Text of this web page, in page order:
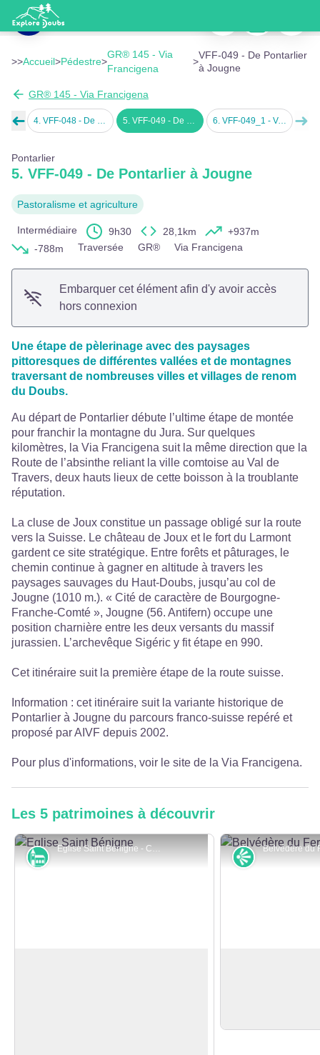
VFF-049 - De Pontarlier à Jougne
Voir l'image en plein écran
>>Accueil>Pédestre>
GR® 145 - Via
Francigena
>
VFF-049 - De Pontarlier
à Jougne
GR® 145 - Via Francigena
➜Étape précédente
4. VFF-048 - De Mouthier-Haute-Pierre à Pontarlier 5.VFF-049 - De Pontarlier à Jougne 6. VFF-049_1 - Variante De Pontarlier à l’Auberson/Sainte-Croix ➜
Pontarlier
5. VFF-049 - De Pontarlier à Jougne
Pastoralisme et agriculture
Intermédiaire 9h30 28,1km
+937m
-788m
Traversée GR® Via Francigena
Embarquer cet élément afin d'y avoir accès
hors connexion
Une étape de pèlerinage avec des paysages
pittoresques de différentes vallées et de montagnes
traversant de nombreuses villes et villages de renom
du Doubs.
Au départ de Pontarlier débute l’ultime étape de montée
pour franchir la montagne du Jura. Sur quelques
kilomètres, la Via Francigena suit la même direction que la
Route de l’absinthe reliant la ville comtoise au Val de
Travers, deux hauts lieux de cette boisson à la troublante
réputation.
La cluse de Joux constitue un passage obligé sur la route
vers la Suisse. Le château de Joux et le fort du Larmont
gardent ce site stratégique. Entre forêts et pâturages, le
chemin continue à gagner en altitude à travers les
paysages sauvages du Haut-Doubs, jusqu’au col de
Jougne (1010 m.). « Cité de caractère de Bourgogne-
Franche-Comté », Jougne (56. Antifern) occupe une
position charnière entre les deux versants du massif
jurassien. L’archevêque Sigéric y fit étape en 990.
Cet itinéraire suit la première étape de la route suisse.
Information : cet itinéraire suit la variante historique de
Pontarlier à Jougne du parcours franco-suisse repéré et
proposé par AIVF depuis 2002.
Pour plus d'informations, voir le site de la Via Francigena.
Les 5 patrimoines à découvrir
Eglise Saint Bénigne - CCGP
Monuments et architecture Point de vue